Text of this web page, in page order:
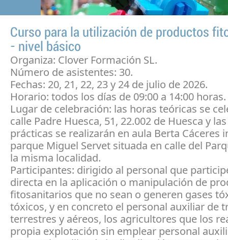
Curso para la utilización de productos
- nivel básico
Organiza: Clover Formación SL.
Número de asistentes: 30.
Fechas: 20, 21, 22, 23 y 24 de julio de 2026.
Horario: todos los días de 09:00 a 14:00 horas.
Lugar de celebración: las horas teóricas se
calle Padre Huesca, 51, 22.002 de Huesca y
prácticas se realizarán en aula Berta Cáceres
parque Miguel Servet situada en calle del
la misma localidad.
Participantes: dirigido al personal que
directa en la aplicación o manipulación de
fitosanitarios que no sean o generen gases
tóxicos, y en concreto el personal auxiliar de
terrestres y aéreos, los agricultores que los
propia explotación sin emplear personal